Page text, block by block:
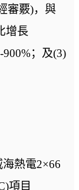
審覈)，與
增長
900%；及(3)
熱電2×66
項目